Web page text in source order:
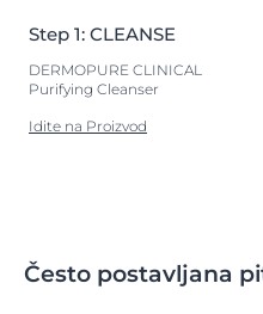
Step 1: CLEANSE
DERMOPURE CLINICAL
Purifying Cleanser
Idite na Proizvod
Često postavljana